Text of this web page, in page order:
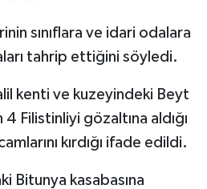
sınıflara ve idari odalara
tahrip ettiğini söyledi.
kenti ve kuzeyindeki Beyt
Filistinliyi gözaltına aldığı
kırdığı ifade edildi.
Bitunya kasabasına